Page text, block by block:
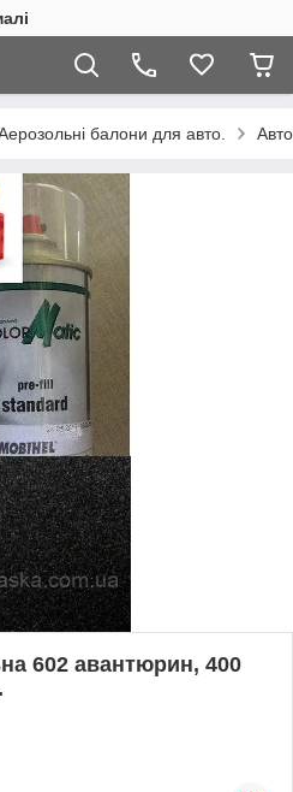
балони для авто.
602 авантюрин, 400